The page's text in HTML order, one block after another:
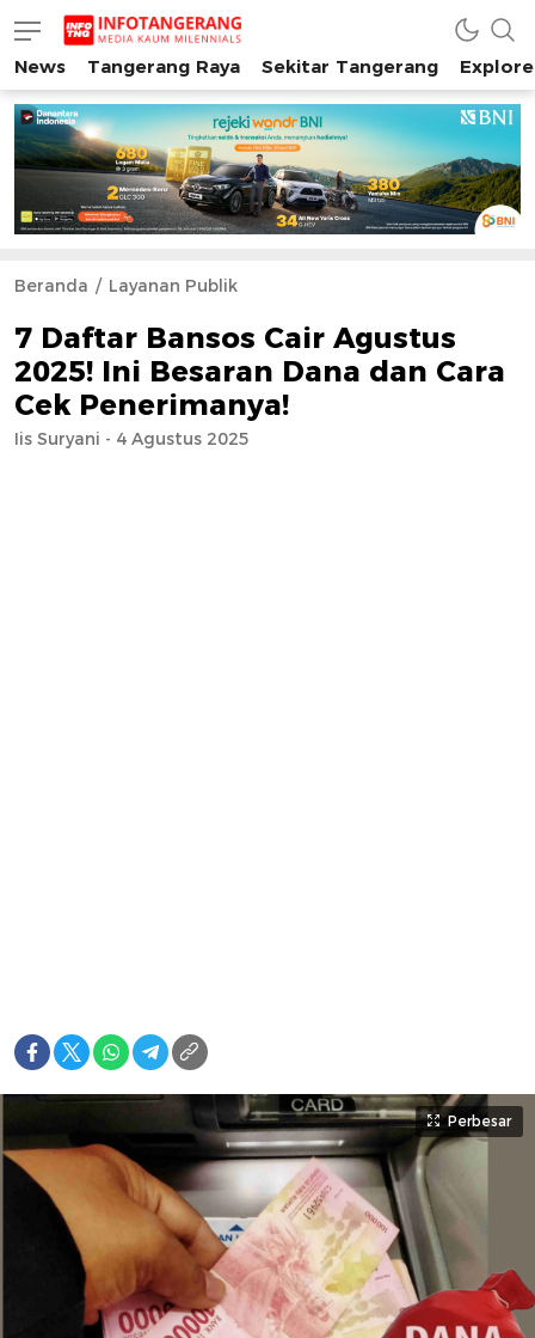
INFO TANGERANG
Media Kaum Millenials Tangerang Raya
News Tangerang Raya Sekitar Tangerang
Beranda Layanan Publik
7 Daftar Bansos Cair Agustus
2025! Ini Besaran Dana dan Cara
Cek Penerimanya!
Iis Suryani - 4 Agustus 2025
Perbesar